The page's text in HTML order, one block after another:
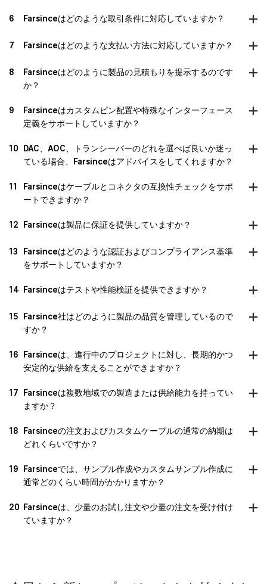
6 Farsinceはどのような取引条件に対応していますか？
7 Farsinceはどのような支払い方法に対応していますか？
8
Farsinceはどのように製品の見積もりを提示するのです
か？
9
Farsinceはカスタムピン配置や特殊なインターフェース
定義をサポートしていますか？
10
DAC、AOC、トランシーバーのどれを選べば良いか迷っ
ている場合、Farsinceはアドバイスをしてくれますか？
11
Farsinceはケーブルとコネクタの互換性チェックをサポ
ートできますか？
12 Farsinceは製品に保証を提供していますか？
13
Farsinceはどのような認証およびコンプライアンス基準
をサポートしていますか？
14 Farsinceはテストや性能検証を提供できますか？
15
Farsince社はどのように製品の品質を管理しているので
すか？
16
Farsinceは、進行中のプロジェクトに対し、長期的かつ
安定的な供給を支えることができますか？
17
Farsinceは複数地域での製造または供給能力を持ってい
ますか？
18
Farsinceの注文およびカスタムケーブルの通常の納期は
どれくらいですか？
19
Farsinceでは、サンプル作成やカスタムサンプル作成に
通常どのくらい時間がかかりますか？
20 Farsinceは、少量のお試し注文や少量の注文を受け付け
ていますか？